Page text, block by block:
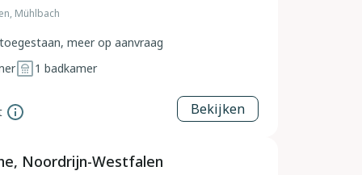
Mühlbach
meer op aanvraag
1 badkamer
Bekijken
Noordrijn-Westfalen